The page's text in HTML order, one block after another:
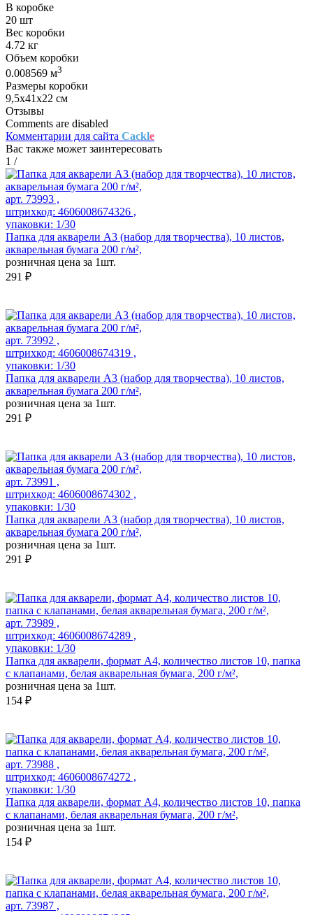
В коробке
20 шт
Вес коробки
4.72 кг
Объем коробки
0.008569 м3
Размеры коробки
9,5х41х22 см
Отзывы
Comments are disabled
Комментарии для сайта Cackle
Вас также может заинтересовать
1 /
арт. 73993 ,
штрихкод: 4606008674326 ,
упаковки: 1/30
Папка для акварели А3 (набор для творчества), 10 листов,
акварельная бумага 200 г/м²,
розничная цена за 1шт.
291 ₽
арт. 73992 ,
штрихкод: 4606008674319 ,
упаковки: 1/30
Папка для акварели А3 (набор для творчества), 10 листов,
акварельная бумага 200 г/м²,
розничная цена за 1шт.
291 ₽
арт. 73991 ,
штрихкод: 4606008674302 ,
упаковки: 1/30
Папка для акварели А3 (набор для творчества), 10 листов,
акварельная бумага 200 г/м²,
розничная цена за 1шт.
291 ₽
арт. 73989 ,
штрихкод: 4606008674289 ,
упаковки: 1/30
Папка для акварели, формат А4, количество листов 10, папка
с клапанами, белая акварельная бумага, 200 г/м²,
розничная цена за 1шт.
154 ₽
арт. 73988 ,
штрихкод: 4606008674272 ,
упаковки: 1/30
Папка для акварели, формат А4, количество листов 10, папка
с клапанами, белая акварельная бумага, 200 г/м²,
розничная цена за 1шт.
154 ₽
арт. 73987 ,